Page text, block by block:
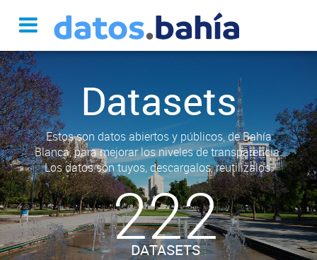
Datasets
Estos son datos abiertos y públicos, de Bahía
Blanca, para mejorar los niveles de transparencia.
Los datos son tuyos, descargalos, reutilizalos.
222
DATASETS